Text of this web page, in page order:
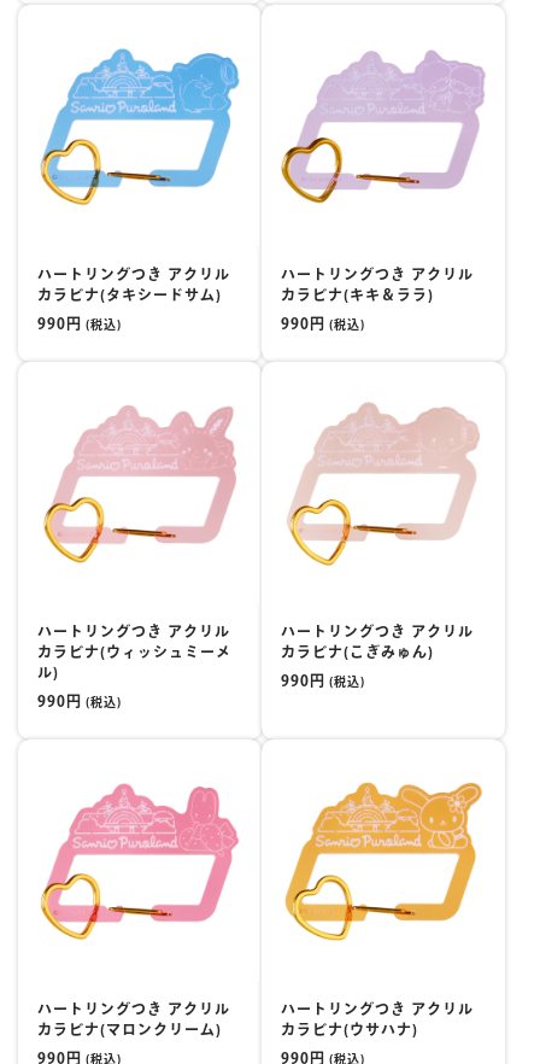
ハートリングつき アクリル
カラビナ(タキシードサム)
990円 (税込)
ハートリングつき アクリル
カラビナ(キキ＆ララ)
990円 (税込)
ハートリングつき アクリル
カラビナ(ウィッシュミーメ
ル)
990円 (税込)
ハートリングつき アクリル
カラビナ(こぎみゅん)
990円 (税込)
ハートリングつき アクリル
カラビナ(マロンクリーム)
990円 (税込)
ハートリングつき アクリル
カラビナ(ウサハナ)
990円 (税込)